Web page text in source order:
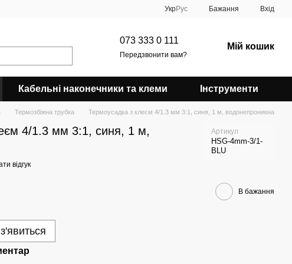
УкрРус Бажання Вхід
073 333 0 111
Передзвонити вам?
Мій кошик
Кабельні наконечники та клеми Інструменти
Термозбіжна трубка Термоусадка з клеєм 4/1.3 мм 3:1, синя, 1 м, водонепроникна
4/1.3 мм 3:1, синя, 1 м,
Артикул
HSG-4mm-3/1-
BLU
відгук
В бажання